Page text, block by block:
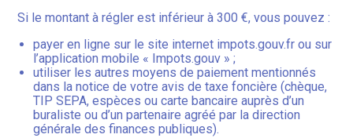
Si le montant à régler est inférieur à 300 €, vous pouvez :
payer en ligne sur le site internet impots.gouv.fr ou sur
l’application mobile « Impots.gouv » ;
utiliser les autres moyens de paiement mentionnés
dans la notice de votre avis de taxe foncière (chèque,
TIP SEPA, espèces ou carte bancaire auprès d’un
buraliste ou d’un partenaire agréé par la direction
générale des finances publiques).